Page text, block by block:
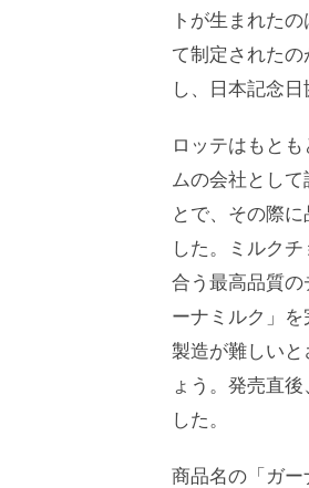
トが生まれた
て制定された
し、日本記念日
ロッテはもと
ムの会社とし
とで、その際
した。ミルク
合う最高品質
ーナミルク」
製造が難しい
ょう。発売直
した。
商品名の「ガー